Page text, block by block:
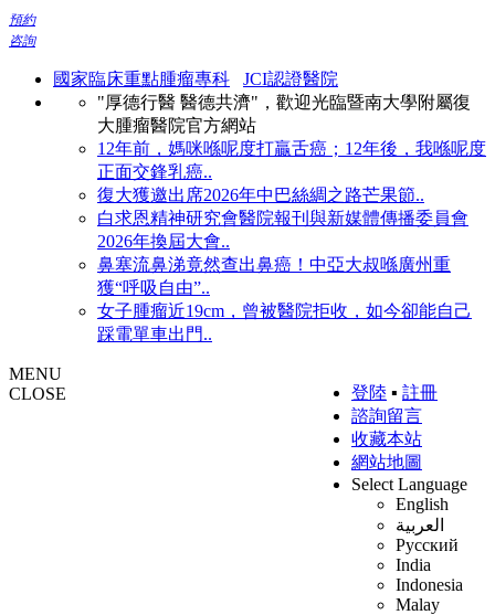
預約
咨詢
國家臨床重點腫瘤專科
JCI認證醫院
"厚德行醫 醫德共濟"，歡迎光臨暨南大學附屬復
大腫瘤醫院官方網站
12年前，媽咪喺呢度打贏舌癌；12年後，我喺呢度
正面交鋒乳癌..
復大獲邀出席2026年中巴絲綢之路芒果節..
白求恩精神研究會醫院報刊與新媒體傳播委員會
2026年換屆大會..
鼻塞流鼻涕竟然查出鼻癌！中亞大叔喺廣州重
獲“呼吸自由”..
女子腫瘤近19cm，曾被醫院拒收，如今卻能自己
踩電單車出門..
登陸 ▪ 註冊
諮詢留言
收藏本站
網站地圖
Select Language
English
العربية
Русский
India
Indonesia
Malay
MENU
CLOSE